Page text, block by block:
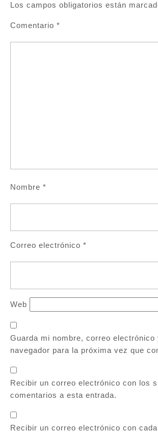
Los campos obligatorios están
Comentario *
Nombre *
Correo electrónico *
Web
Guarda mi nombre, correo electrónico
navegador para la próxima vez que
Recibir un correo electrónico con los
comentarios a esta entrada.
Recibir un correo electrónico con